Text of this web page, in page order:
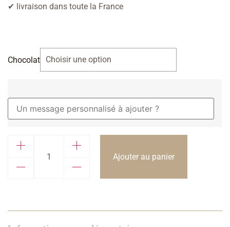
✔ livraison dans toute la France
Chocolat
Ajouter au panier